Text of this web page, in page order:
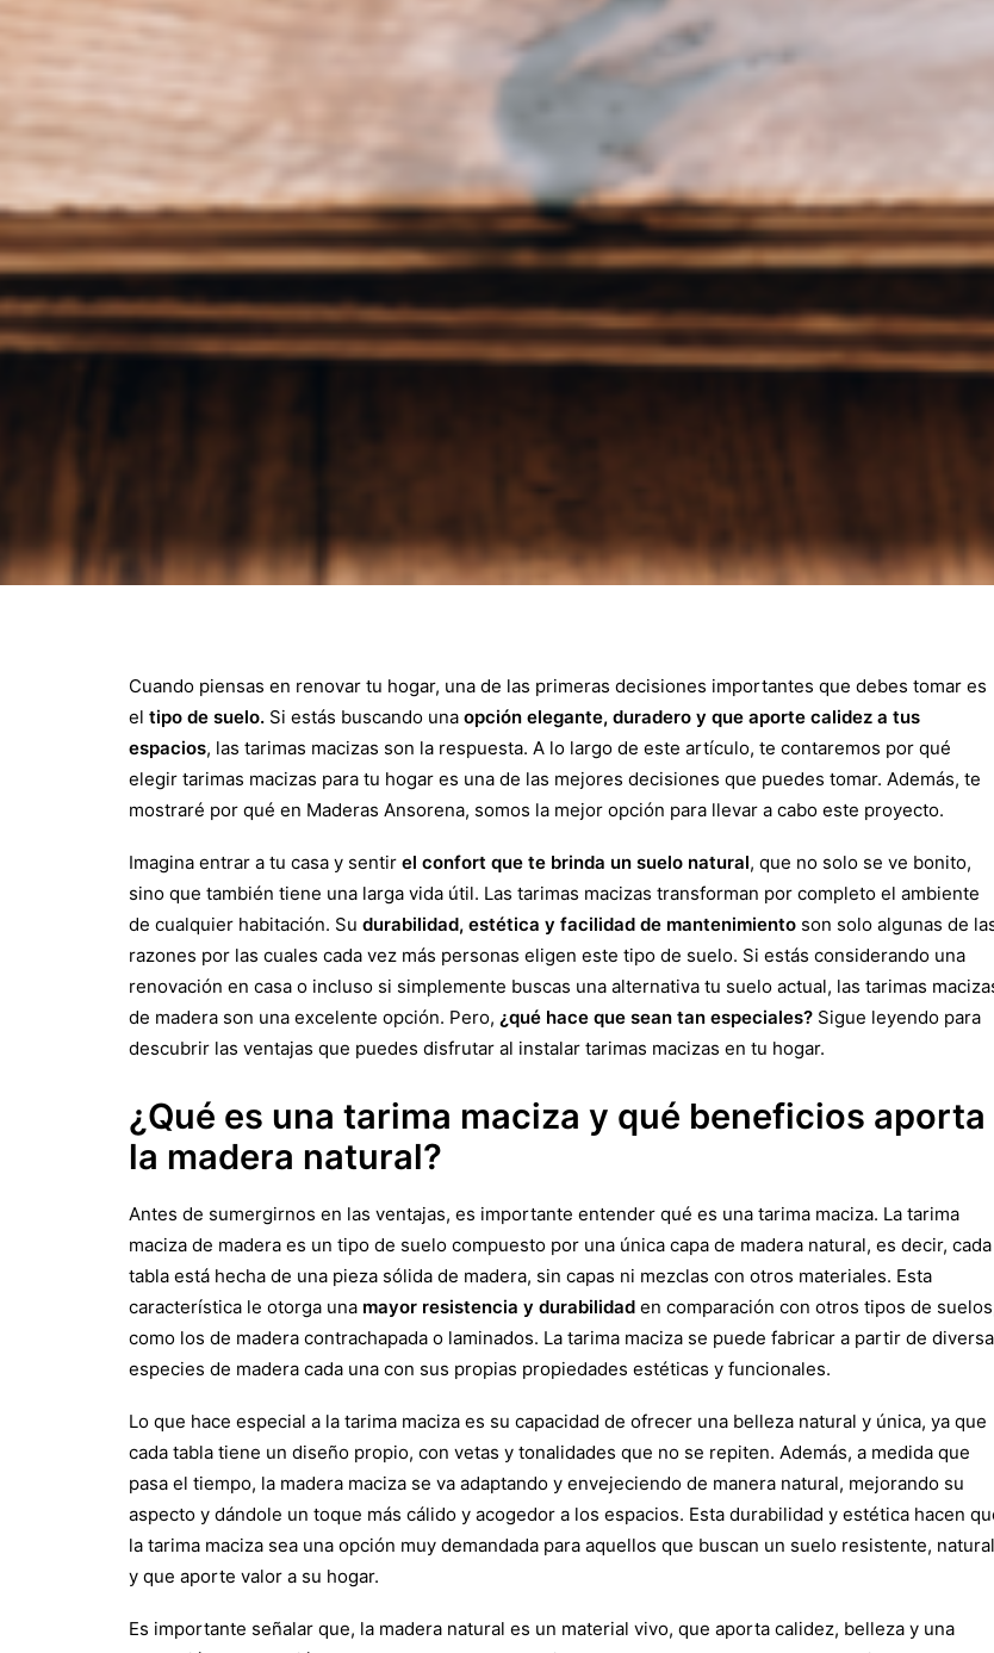
Cuando piensas en renovar tu hogar, una de las primeras decisiones importantes que debes tomar es
el tipo de suelo. Si estás buscando una opción elegante, duradero y que aporte calidez a tus
espacios, las tarimas macizas son la respuesta. A lo largo de este artículo, te contaremos por qué
elegir tarimas macizas para tu hogar es una de las mejores decisiones que puedes tomar. Además, te
mostraré por qué en Maderas Ansorena, somos la mejor opción para llevar a cabo este proyecto.
Imagina entrar a tu casa y sentir el confort que te brinda un suelo natural, que no solo se ve bonito,
sino que también tiene una larga vida útil. Las tarimas macizas transforman por completo el ambiente
de cualquier habitación. Su durabilidad, estética y facilidad de mantenimiento son solo algunas de
razones por las cuales cada vez más personas eligen este tipo de suelo. Si estás considerando una
renovación en casa o incluso si simplemente buscas una alternativa tu suelo actual, las tarimas
de madera son una excelente opción. Pero, ¿qué hace que sean tan especiales? Sigue leyendo para
descubrir las ventajas que puedes disfrutar al instalar tarimas macizas en tu hogar.
¿Qué es una tarima maciza y qué beneficios aporta
la madera natural?
Antes de sumergirnos en las ventajas, es importante entender qué es una tarima maciza. La tarima
maciza de madera es un tipo de suelo compuesto por una única capa de madera natural, es decir, cada
tabla está hecha de una pieza sólida de madera, sin capas ni mezclas con otros materiales. Esta
característica le otorga una mayor resistencia y durabilidad en comparación con otros tipos de
como los de madera contrachapada o laminados. La tarima maciza se puede fabricar a partir de
especies de madera cada una con sus propias propiedades estéticas y funcionales.
Lo que hace especial a la tarima maciza es su capacidad de ofrecer una belleza natural y única, ya que
cada tabla tiene un diseño propio, con vetas y tonalidades que no se repiten. Además, a medida que
pasa el tiempo, la madera maciza se va adaptando y envejeciendo de manera natural, mejorando su
aspecto y dándole un toque más cálido y acogedor a los espacios. Esta durabilidad y estética hacen
la tarima maciza sea una opción muy demandada para aquellos que buscan un suelo resistente, natural
y que aporte valor a su hogar.
Es importante señalar que, la madera natural es un material vivo, que aporta calidez, belleza y una